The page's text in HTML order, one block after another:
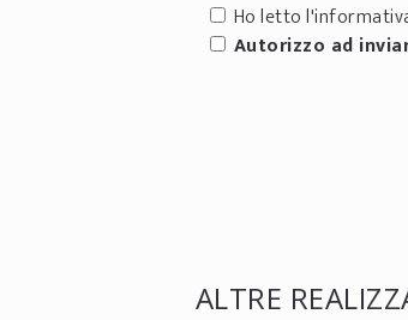
Ho letto
Autorizzo ad
ALTRE